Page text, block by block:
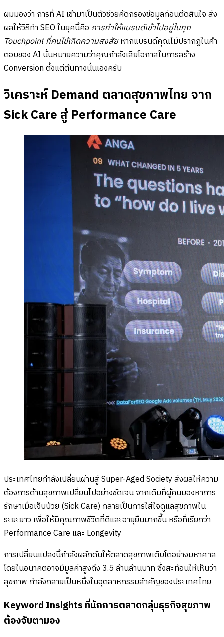
ผมมองว่า การที่ AI เข้ามาเป็นตัวช่วยคัดกรองข้อมูลก่อนตัดสินใจ ส่ง
ผลให้วิธีทำ SEOในยุคนี้คือ การทำให้แบรนด์เข้าไปอยู่ในทุก
Touchpoint ที่คนไข้เกิดความสงสัยหากแบรนด์คุณไม่ปรากฏในคำ
ตอบของ AI นั่นหมายความว่าคุณกำลังเสียโอกาสในการสร้าง
Conversion ตั้งแต่ต้นทางนั่นเองครับ
วิเคราะห์ Demand ตลาดสุขภาพไทย จาก
Sick Care สู่ Performance Care
ประเทศไทยกำลังเปลี่ยนผ่านสู่ Super-Aged Society ส่งผลให้ความ
ต้องการด้านสุขภาพเปลี่ยนไปอย่างชัดเจน จากเดิมที่ผู้คนมองหาการ
รักษาเมื่อเจ็บป่วย (Sick Care) กลายเป็นการใส่ใจดูแลสุขภาพใน
ระยะยาว เพื่อให้มีคุณภาพชีวิตที่ดีและอายุยืนมากขึ้น หรือที่เรียกว่า
Performance Care และ Longevity
การเปลี่ยนแปลงนี้กำลังผลักดันให้ตลาดสุขภาพเติบโตอย่างมหาศาล
โดยในอนาคตอาจมีมูลค่าสูงถึง 3.5 ล้านล้านบาท ซึ่งสะท้อนให้เห็นว่า
สุขภาพ กำลังกลายเป็นหนึ่งในอุตสาหกรรมสำคัญของประเทศไทย
Keyword Insights ที่นักการตลาดกลุ่มธุรกิจสุขภาพ
ต้องจับตามอง